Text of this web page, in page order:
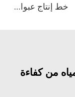
خط إنتاج عبوات الألمنيوم للمشروبات الغازية
كفاءة